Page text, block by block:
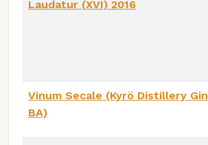
Laudatur (XVI) 2016
Vinum Secale (Kyrö Distillery Gin
BA)